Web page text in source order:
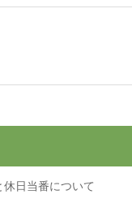
日当番について